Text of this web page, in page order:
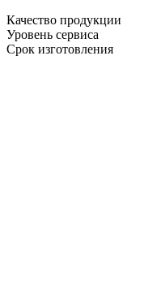
Качество продукции
Уровень сервиса
Срок изготовления